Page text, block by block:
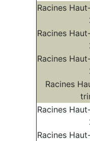
Racines
Racines
Racines
Racines
Racines
Racines